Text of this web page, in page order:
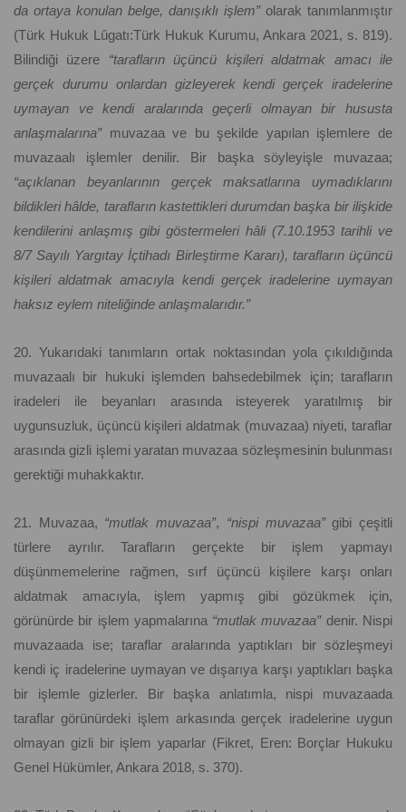
da ortaya konulan belge, danışıklı işlem” olarak tanımlanmıştır
(Türk Hukuk Lûgatı:Türk Hukuk Kurumu, Ankara 2021, s. 819).
Bilindiği üzere “tarafların üçüncü kişileri aldatmak amacı ile
gerçek durumu onlardan gizleyerek kendi gerçek iradelerine
uymayan ve kendi aralarında geçerli olmayan bir hususta
anlaşmalarına”muvazaa ve bu şekilde yapılan işlemlere de
muvazaalı işlemler denilir. Bir başka söyleyişle muvazaa;
“açıklanan beyanlarının gerçek maksatlarına uymadıklarını
bildikleri hâlde, tarafların kastettikleri durumdan başka bir ilişkide
kendilerini anlaşmış gibi göstermeleri hâli (7.10.1953 tarihli ve
8/7 Sayılı Yargıtay İçtihadı Birleştirme Kararı), tarafların üçüncü
kişileri aldatmak amacıyla kendi gerçek iradelerine uymayan
haksız eylem niteliğinde anlaşmalarıdır.”
20. Yukarıdaki tanımların ortak noktasından yola çıkıldığında
muvazaalı bir hukuki işlemden bahsedebilmek için; tarafların
iradeleri ile beyanları arasında isteyerek yaratılmış bir
uygunsuzluk, üçüncü kişileri aldatmak (muvazaa) niyeti, taraflar
arasında gizli işlemi yaratan muvazaa sözleşmesinin bulunması
gerektiği muhakkaktır.
21. Muvazaa, “mutlak muvazaa”, “nispi muvazaa”gibi çeşitli
türlere ayrılır. Tarafların gerçekte bir işlem yapmayı
düşünmemelerine rağmen, sırf üçüncü kişilere karşı onları
aldatmak amacıyla, işlem yapmış gibi gözükmek için,
görünürde bir işlem yapmalarına “mutlak muvazaa”denir. Nispi
muvazaada ise; taraflar aralarında yaptıkları bir sözleşmeyi
kendi iç iradelerine uymayan ve dışarıya karşı yaptıkları başka
bir işlemle gizlerler. Bir başka anlatımla, nispi muvazaada
taraflar görünürdeki işlem arkasında gerçek iradelerine uygun
olmayan gizli bir işlem yaparlar (Fikret, Eren: Borçlar Hukuku
Genel Hükümler, Ankara 2018, s. 370).